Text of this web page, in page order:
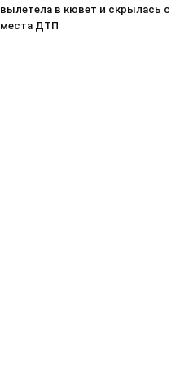
вылетела в кювет и скрылась с
места ДТП